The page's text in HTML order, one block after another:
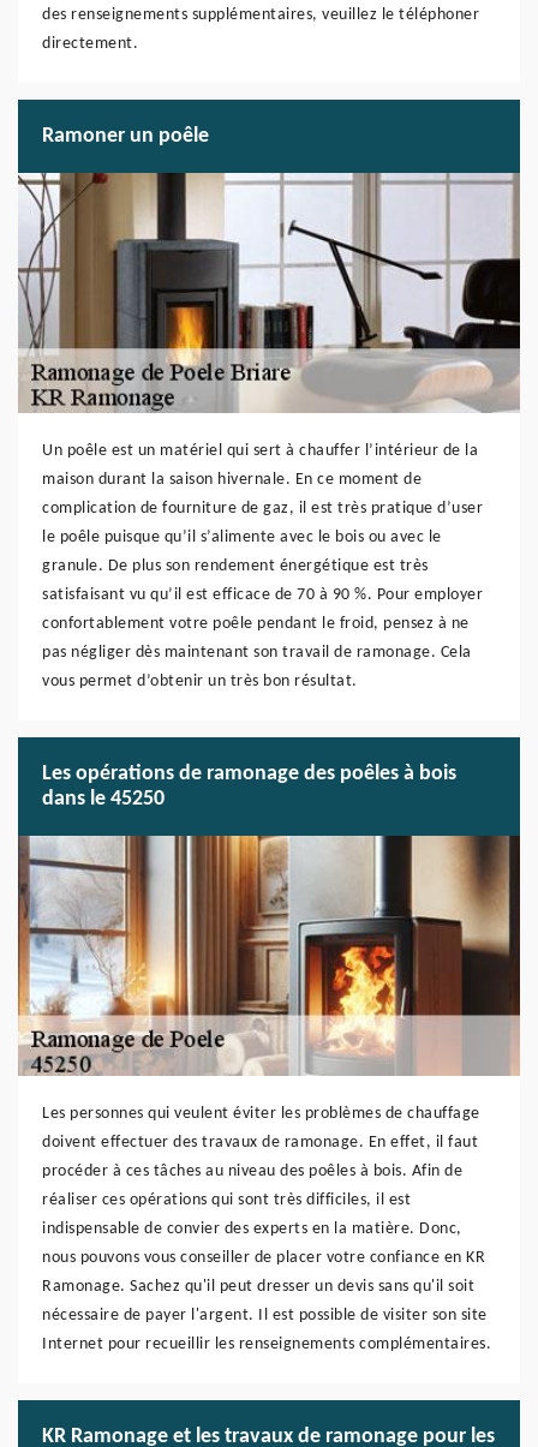
des renseignements supplémentaires, veuillez le téléphoner
directement.
Ramoner un poêle
Un poêle est un matériel qui sert à chauffer l’intérieur de la
maison durant la saison hivernale. En ce moment de
complication de fourniture de gaz, il est très pratique d’user
le poêle puisque qu’il s’alimente avec le bois ou avec le
granule. De plus son rendement énergétique est très
satisfaisant vu qu’il est efficace de 70 à 90 %. Pour employer
confortablement votre poêle pendant le froid, pensez à ne
pas négliger dès maintenant son travail de ramonage. Cela
vous permet d’obtenir un très bon résultat.
Les opérations de ramonage des poêles à bois
dans le 45250
Les personnes qui veulent éviter les problèmes de chauffage
doivent effectuer des travaux de ramonage. En effet, il faut
procéder à ces tâches au niveau des poêles à bois. Afin de
réaliser ces opérations qui sont très difficiles, il est
indispensable de convier des experts en la matière. Donc,
nous pouvons vous conseiller de placer votre confiance en KR
Ramonage. Sachez qu'il peut dresser un devis sans qu'il soit
nécessaire de payer l'argent. Il est possible de visiter son site
Internet pour recueillir les renseignements complémentaires.
KR Ramonage et les travaux de ramonage pour les